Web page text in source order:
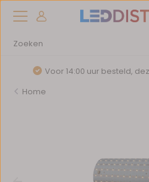
Voor 14:00 uur besteld,
Home